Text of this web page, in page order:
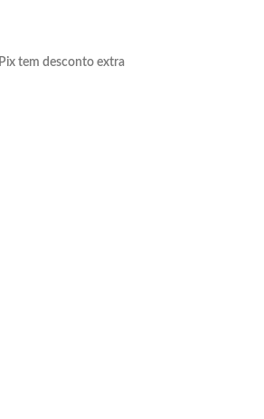
Pix tem desconto extra